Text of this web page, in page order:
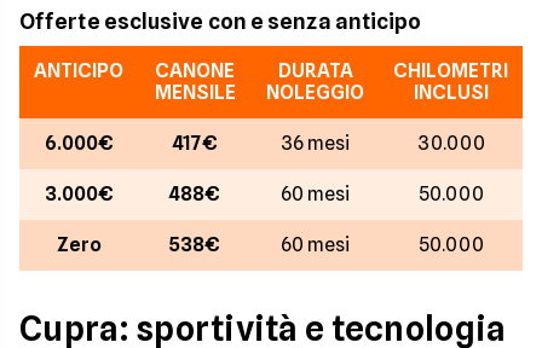
Offerte esclusive con e senza anticipo
ANTICIPO
CANONE
MENSILE
DURATA
NOLEGGIO
CHILOMETRI
INCLUSI
6.000€ 417€ 36 mesi 30.000
3.000€ 488€ 60 mesi 50.000
Zero 538€ 60 mesi 50.000
Cupra: sportività e tecnologia